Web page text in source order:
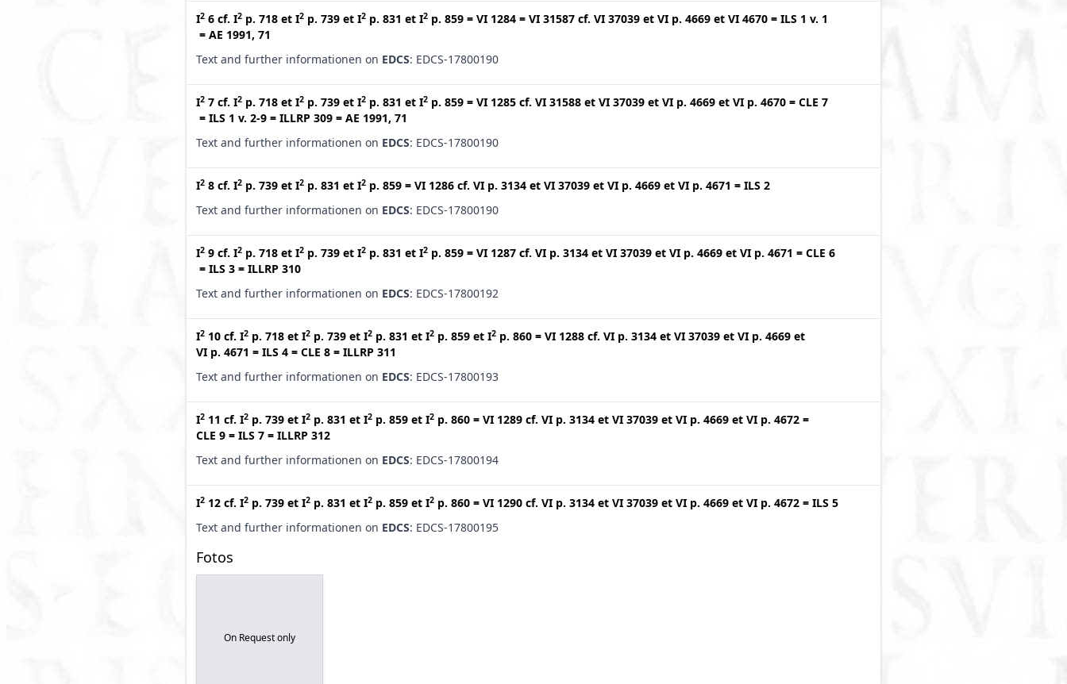
I2 6 cf. I2 p. 718 et I2 p. 739 et I2 p. 831 et I2 p. 859 = VI 1284 = VI 31587 cf. VI 37039 et VI p. 4669 et VI 4670 = ILS 1 v. 1
= AE 1991, 71
Text and further informationen on EDCS: EDCS-17800190
I2 7 cf. I2 p. 718 et I2 p. 739 et I2 p. 831 et I2 p. 859 = VI 1285 cf. VI 31588 et VI 37039 et VI p. 4669 et VI p. 4670 = CLE 7
= ILS 1 v. 2-9 = ILLRP 309 = AE 1991, 71
Text and further informationen on EDCS: EDCS-17800190
I2 8 cf. I2 p. 739 et I2 p. 831 et I2 p. 859 = VI 1286 cf. VI p. 3134 et VI 37039 et VI p. 4669 et VI p. 4671 = ILS 2
Text and further informationen on EDCS: EDCS-17800190
I2 9 cf. I2 p. 718 et I2 p. 739 et I2 p. 831 et I2 p. 859 = VI 1287 cf. VI p. 3134 et VI 37039 et VI p. 4669 et VI p. 4671 = CLE 6
= ILS 3 = ILLRP 310
Text and further informationen on EDCS: EDCS-17800192
I2 10 cf. I2 p. 718 et I2 p. 739 et I2 p. 831 et I2 p. 859 et I2 p. 860 = VI 1288 cf. VI p. 3134 et VI 37039 et VI p. 4669 et
VI p. 4671 = ILS 4 = CLE 8 = ILLRP 311
Text and further informationen on EDCS: EDCS-17800193
I2 11 cf. I2 p. 739 et I2 p. 831 et I2 p. 859 et I2 p. 860 = VI 1289 cf. VI p. 3134 et VI 37039 et VI p. 4669 et VI p. 4672 =
CLE 9 = ILS 7 = ILLRP 312
Text and further informationen on EDCS: EDCS-17800194
I2 12 cf. I2 p. 739 et I2 p. 831 et I2 p. 859 et I2 p. 860 = VI 1290 cf. VI p. 3134 et VI 37039 et VI p. 4669 et VI p. 4672 = ILS 5
Text and further informationen on EDCS: EDCS-17800195
Fotos
On Request only